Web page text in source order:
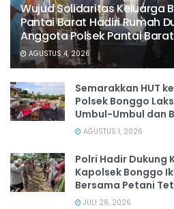
Wujud Solidaritas Keluarga
Pantai Barat Hadiri Rumah
Anggota Polsek Pantai Barat
AGUSTUS 4, 2026
Semarakkan HUT
Polsek Bonggo
Umbul-Umbul dan
AGUSTUS 1, 2026
Polri Hadir Dukung
Kapolsek Bonggo
Bersama Petani
JULI 28, 2026